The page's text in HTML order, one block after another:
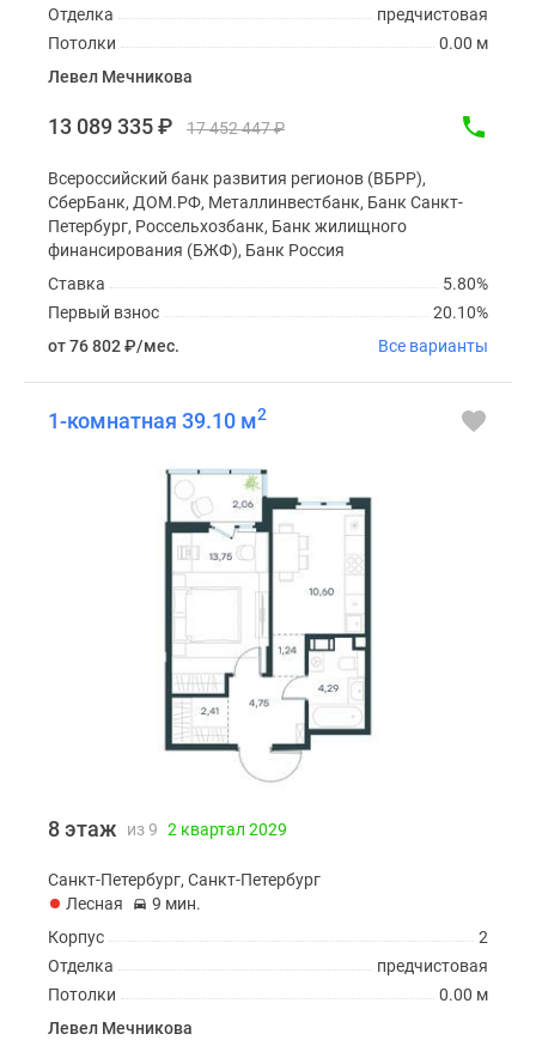
предчистовая
Отделка
0.00 м
Потолки
Левел Мечникова
13 089 335₽ 17 452 447₽
Всероссийский банк развития регионов (ВБРР),
СберБанк, ДОМ.РФ, Металлинвестбанк, Банк Санкт-
Петербург, Россельхозбанк, Банк жилищного
финансирования (БЖФ), Банк Россия
5.80%
Ставка
20.10%
Первый взнос
от 76 802₽/мес. Все варианты
1-комнатная 39.10 м2
8 этаж из 9 2 квартал 2029
Санкт-Петербург, Санкт-Петербург
Лесная
9 мин.
2
Корпус
предчистовая
Отделка
0.00 м
Потолки
Левел Мечникова